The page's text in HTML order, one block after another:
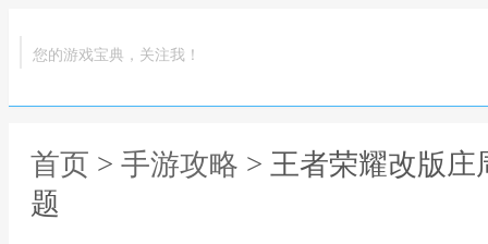
您的游戏宝典，关注我！
首页 > 手游攻略 > 王者荣耀改版
题